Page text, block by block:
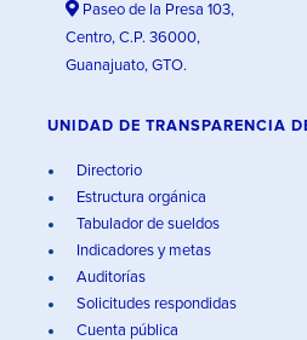
Paseo de la Presa 103,
Centro, C.P. 36000,
Guanajuato, GTO.
UNIDAD DE TRANSPARENCIA
Directorio
Estructura orgánica
Tabulador de sueldos
Indicadores y metas
Auditorías
Solicitudes respondidas
Cuenta pública